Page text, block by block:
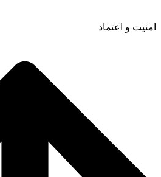
امنیت و اعتماد